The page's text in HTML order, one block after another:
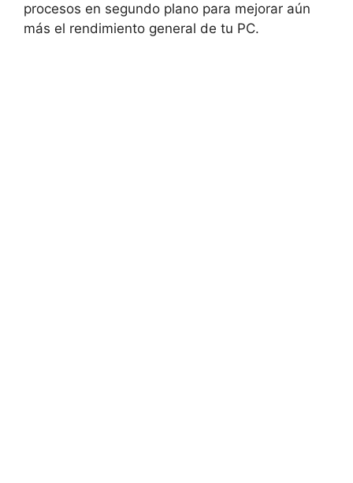
procesos ⁤en segundo ⁢plano⁣ para mejorar aún‌
más‍ el rendimiento general de tu PC.